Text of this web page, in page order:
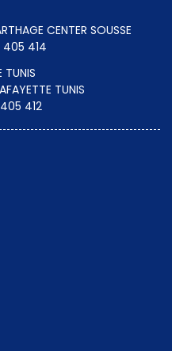
CENTER SOUSSE
405 414
TUNIS
TUNIS
412